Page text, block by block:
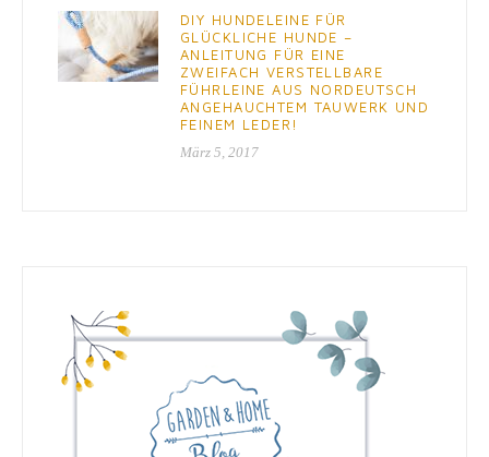
DIY HUNDELEINE FÜR
GLÜCKLICHE HUNDE –
ANLEITUNG FÜR EINE
ZWEIFACH VERSTELLBARE
FÜHRLEINE AUS NORDEUTSCH
ANGEHAUCHTEM TAUWERK UND
FEINEM LEDER!
März 5, 2017